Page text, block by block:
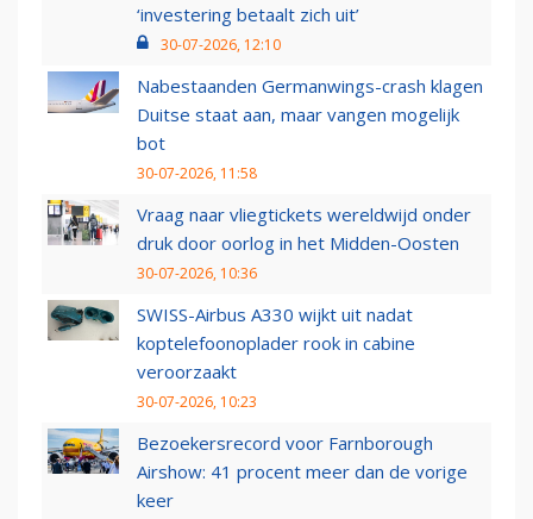
‘investering betaalt zich uit’
30-07-2026, 12:10
Nabestaanden Germanwings-crash klagen
Duitse staat aan, maar vangen mogelijk
bot
30-07-2026, 11:58
Vraag naar vliegtickets wereldwijd onder
druk door oorlog in het Midden-Oosten
30-07-2026, 10:36
SWISS-Airbus A330 wijkt uit nadat
koptelefoonoplader rook in cabine
veroorzaakt
30-07-2026, 10:23
Bezoekersrecord voor Farnborough
Airshow: 41 procent meer dan de vorige
keer